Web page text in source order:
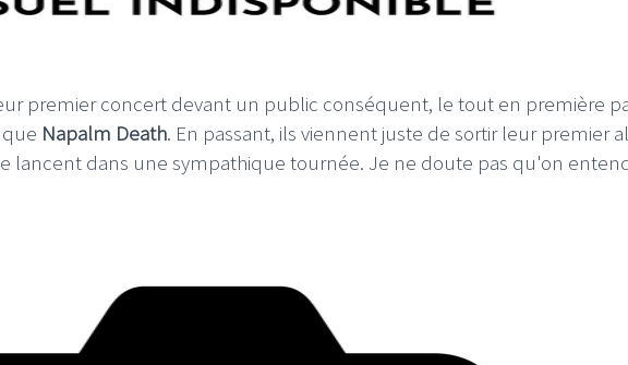
premier concert devant un public conséquent, le tout en première
Napalm Death. En passant, ils viennent juste de sortir leur premier
lancent dans une sympathique tournée. Je ne doute pas qu'on